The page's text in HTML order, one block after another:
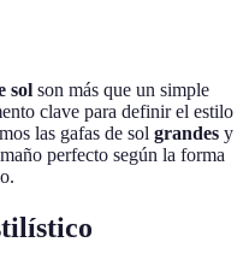
sol son más que un simple
clave para definir el estilo
las gafas de sol grandes y
perfecto según la forma